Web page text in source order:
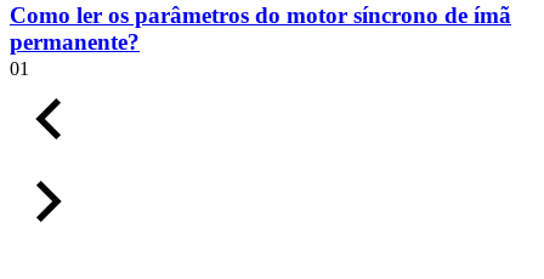
Como ler os parâmetros do motor síncrono de ímã
permanente?
01